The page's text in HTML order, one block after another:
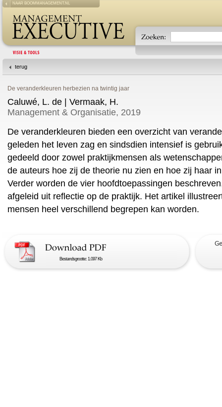
NAAR BOOMMANAGEMENT.NL
terug
De veranderkleuren herbezien na twintig jaar
Caluwé, L. de | Vermaak, H.
Management & Organisatie, 2019
De veranderkleuren bieden een overzicht van
geleden het leven zag en sindsdien intensief is
gedeeld door zowel praktijkmensen als
de auteurs hoe zij de theorie nu zien en hoe zij haar
Verder worden de vier hoofdtoepassingen
afgeleid uit reflectie op de praktijk. Het artikel
mensen heel verschillend begrepen kan worden.
Bestandsgrootte: 1.097 Kb